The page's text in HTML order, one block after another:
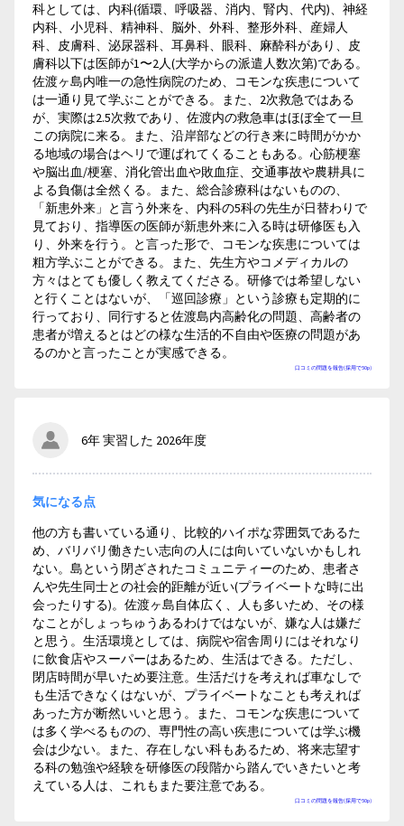
口コミの問題を報告(採用で50p)
科としては、内科(循環、呼吸器、消内、腎内、代内)、神経
内科、小児科、精神科、脳外、外科、整形外科、産婦人
科、皮膚科、泌尿器科、耳鼻科、眼科、麻酔科があり、皮
膚科以下は医師が1〜2人(大学からの派遣人数次第)である。
佐渡ヶ島内唯一の急性病院のため、コモンな疾患について
は一通り見て学ぶことができる。また、2次救急ではある
が、実際は2.5次救であり、佐渡内の救急車はほぼ全て一旦
この病院に来る。また、沿岸部などの行き来に時間がかか
る地域の場合はヘリで運ばれてくることもある。心筋梗塞
や脳出血/梗塞、消化管出血や敗血症、交通事故や農耕具に
よる負傷は全然くる。また、総合診療科はないものの、
「新患外来」と言う外来を、内科の5科の先生が日替わりで
見ており、指導医の医師が新患外来に入る時は研修医も入
り、外来を行う。と言った形で、コモンな疾患については
粗方学ぶことができる。また、先生方やコメディカルの
方々はとても優しく教えてくださる。研修では希望しない
と行くことはないが、「巡回診療」という診療も定期的に
行っており、同行すると佐渡島内高齢化の問題、高齢者の
患者が増えるとはどの様な生活的不自由や医療の問題があ
るのかと言ったことが実感できる。
6年 実習した 2026年度
口コミの問題を報告(採用で50p)
気になる点
他の方も書いている通り、比較的ハイポな雰囲気であるた
め、バリバリ働きたい志向の人には向いていないかもしれ
ない。島という閉ざされたコミュニティーのため、患者さ
んや先生同士との社会的距離が近い(プライベートな時に出
会ったりする)。佐渡ヶ島自体広く、人も多いため、その様
なことがしょっちゅうあるわけではないが、嫌な人は嫌だ
と思う。生活環境としては、病院や宿舎周りにはそれなり
に飲食店やスーパーはあるため、生活はできる。ただし、
閉店時間が早いため要注意。生活だけを考えれば車なしで
も生活できなくはないが、プライベートなことも考えれば
あった方が断然いいと思う。また、コモンな疾患について
は多く学べるものの、専門性の高い疾患については学ぶ機
会は少ない。また、存在しない科もあるため、将来志望す
る科の勉強や経験を研修医の段階から踏んでいきたいと考
えている人は、これもまた要注意である。